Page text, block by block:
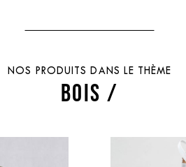
NOS PRODUITS DANS LE THÈME
BOIS /